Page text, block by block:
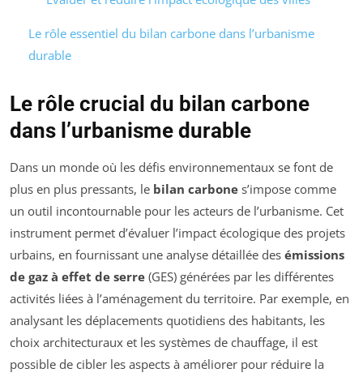
Le rôle essentiel du bilan carbone dans l’urbanisme
durable
Le rôle crucial du bilan carbone
dans l’urbanisme durable
Dans un monde où les défis environnementaux se font de
plus en plus pressants, le bilan carbone s’impose comme
un outil incontournable pour les acteurs de l’urbanisme. Cet
instrument permet d’évaluer l’impact écologique des projets
urbains, en fournissant une analyse détaillée des émissions
de gaz à effet de serre (GES) générées par les différentes
activités liées à l’aménagement du territoire. Par exemple, en
analysant les déplacements quotidiens des habitants, les
choix architecturaux et les systèmes de chauffage, il est
possible de cibler les aspects à améliorer pour réduire la